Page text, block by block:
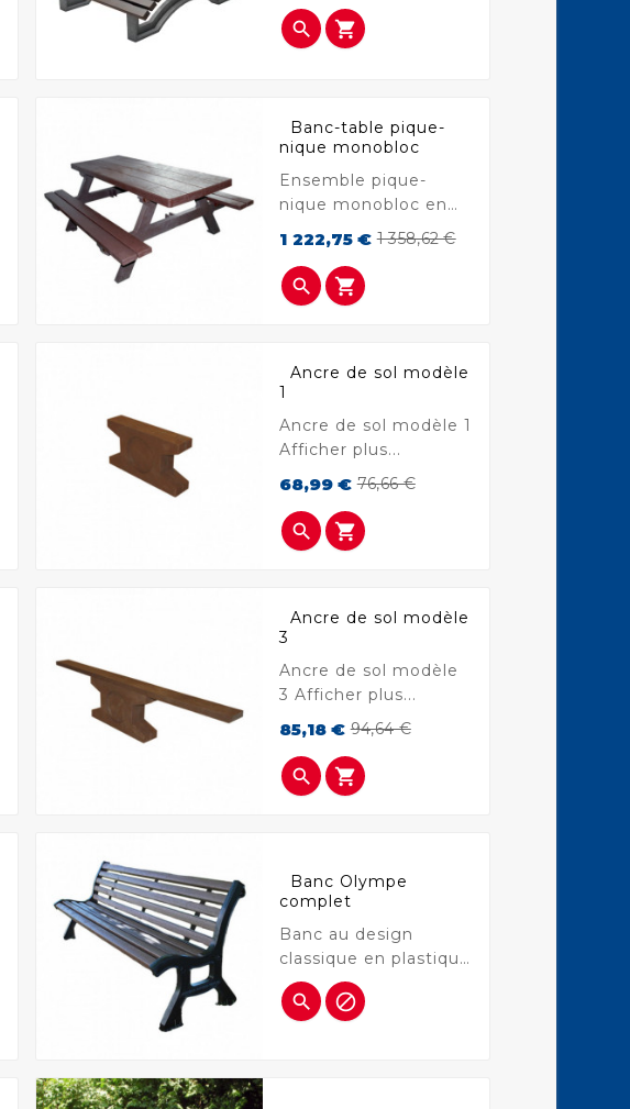
 
Banc-table pique-
nique monobloc
Ensemble pique-
nique monobloc en
plastique revalorisé
Afficher plus...
1 222,75 € 1 358,62 €
 
Ancre de sol modèle
1
Ancre de sol modèle 1
Afficher plus...
68,99 € 76,66 €
 
Ancre de sol modèle
3
Ancre de sol modèle
3 Afficher plus...
85,18 € 94,64 €
 
Banc Olympe
complet
Banc au design
classique en plastique
recyclé Afficher plus...
 